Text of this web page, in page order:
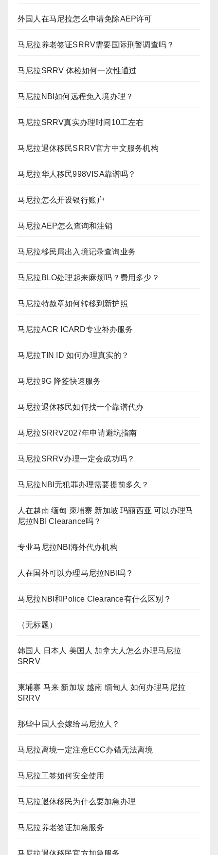
外国人在马尼拉怎么申请免除AEP许可
马尼拉养老签证SRRV需要国际刑警调查吗？
马尼拉SRRV 体检如何一次性通过
马尼拉NBI如何远程免入境办理？
马尼拉SRRV真实办理时间10工左右
马尼拉退休移民SRRV官方中文服务机构
马尼拉华人移民998VISA靠谱吗？
马尼拉怎么开设银行账户
马尼拉AEP怎么查询和注销
马尼拉移民局出入境记录查询业务
马尼拉BLO处理起来麻烦吗？费用多少？
马尼拉特赦章如何转移到新护照
马尼拉ACR ICARD专业补办服务
马尼拉TIN ID 如何办理真实的？
马尼拉9G 降签快速服务
马尼拉退休移民如何找一个靠谱代办
马尼拉SRRV2027年申请避坑指南
马尼拉SRRV办理一定会成功吗？
马尼拉NBI无犯罪办理需要提前多久？
人在越南 缅甸 柬埔寨 新加坡 玛丽西亚 可以办理马
尼拉NBI Clearance吗？
专业马尼拉NBI海外代办机构
人在国外可以办理马尼拉NBI吗？
马尼拉NBI和Police Clearance有什么区别？
（无标题）
韩国人 日本人 美国人 加拿大人怎么办理马尼拉
SRRV
柬埔寨 马来 新加坡 越南 缅甸人 如何办理马尼拉
SRRV
那些中国人会嫁给马尼拉人？
马尼拉离境一定注意ECC办错无法离境
马尼拉工签如何安全使用
马尼拉退休移民为什么要加急办理
马尼拉养老签证加急服务
马尼拉退休移民官方加急服务